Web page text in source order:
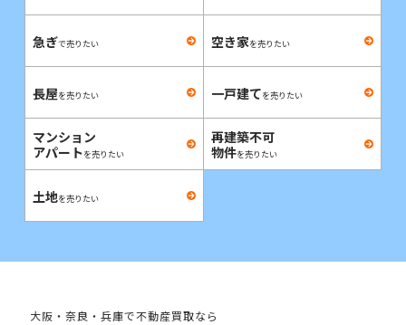
急ぎで売りたい 空き家を売りたい
長屋を売りたい 一戸建てを売りたい
マンション
アパートを売りたい
再建築不可
物件を売りたい
土地を売りたい
大阪・奈良・兵庫で不動産買取なら